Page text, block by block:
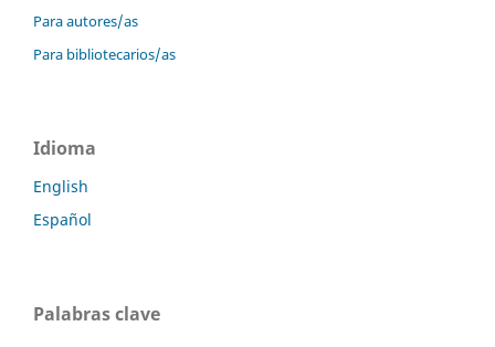
Para autores/as
Para bibliotecarios/as
Idioma
English
Español
Palabras clave